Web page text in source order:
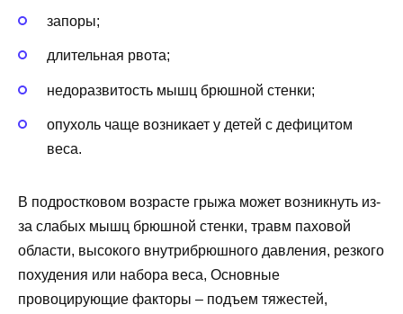
запоры;
длительная рвота;
недоразвитость мышц брюшной стенки;
опухоль чаще возникает у детей с дефицитом
веса.
В подростковом возрасте грыжа может возникнуть из-
за слабых мышц брюшной стенки, травм паховой
области, высокого внутрибрюшного давления, резкого
похудения или набора веса, Основные
провоцирующие факторы – подъем тяжестей,